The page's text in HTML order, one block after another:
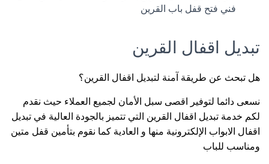
فني فتح قفل باب القرين
تبديل اقفال القرين
هل تبحث عن طريقة آمنة لتبديل اقفال القرين؟
نسعى دائما لتوفير اقصى سبل الأمان لجميع العملاء حيث نقدم
لكم خدمة تبديل اقفال القرين التي تتميز بالجودة العالية في تبديل
اقفال الابواب الإلكترونية منها و العادية كما نقوم بتأمين قفل متين
ومناسب للباب